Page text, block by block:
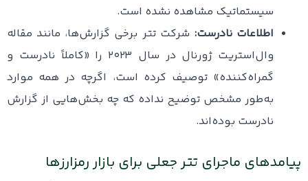
سیستماتیک مشاهده نشده است.
اطلاعات نادرست: شرکت تتر برخی گزارش‌ها، مانند مقاله
وال‌استریت ژورنال در سال ۲۰۲۳ را «کاملاً نادرست و
گمراه‌کننده» توصیف کرده است، اگرچه در همه موارد
به‌طور مشخص توضیح نداده که چه بخش‌هایی از گزارش
نادرست بوده‌اند.
پیامدهای ماجرای تتر جعلی برای بازار رمزارزها